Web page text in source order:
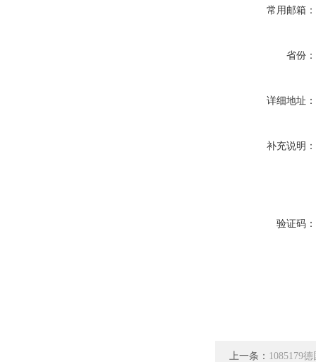
常用邮箱：
省份：
详细地址：
补充说明：
验证码：
上一条： 1085179